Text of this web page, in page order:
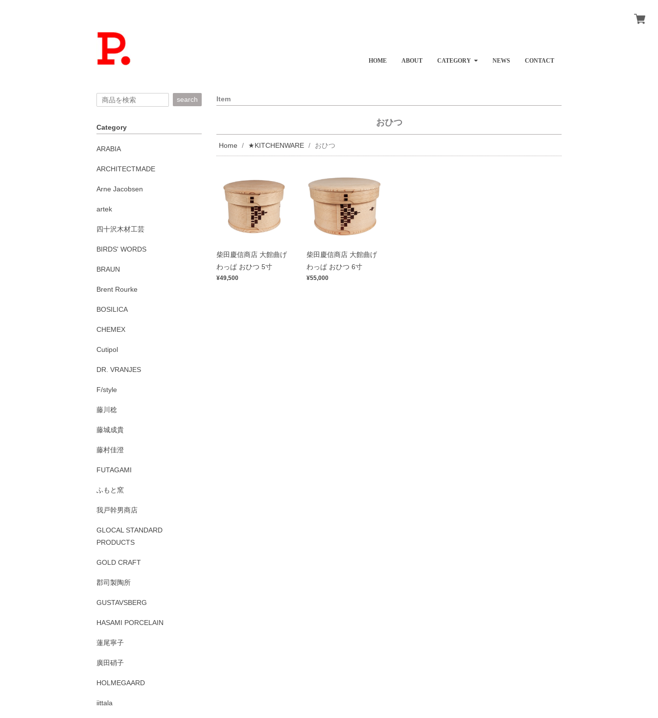
HOME ABOUT CATEGORY NEWS CONTACT
Item
おひつ
Home ★KITCHENWARE おひつ
柴田慶信商店 大館曲げ
わっぱ おひつ 5寸
¥49,500
柴田慶信商店 大館曲げ
わっぱ おひつ 6寸
¥55,000
search
Category
ARABIA
ARCHITECTMADE
Arne Jacobsen
artek
四十沢木材工芸
BIRDS' WORDS
BRAUN
Brent Rourke
BOSILICA
CHEMEX
Cutipol
DR. VRANJES
F/style
藤川稔
藤城成貴
藤村佳澄
FUTAGAMI
ふもと窯
我戸幹男商店
GLOCAL STANDARD
PRODUCTS
GOLD CRAFT
郡司製陶所
GUSTAVSBERG
HASAMI PORCELAIN
蓮尾寧子
廣田硝子
HOLMEGAARD
iittala